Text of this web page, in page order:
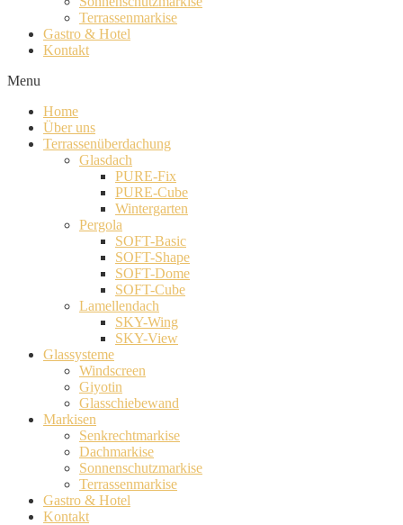
Terrassenmarkise
Gastro & Hotel
Kontakt
Menu
Home
Über uns
Terrassenüberdachung
Glasdach
PURE-Fix
PURE-Cube
Wintergarten
Pergola
SOFT-Basic
SOFT-Shape
SOFT-Dome
SOFT-Cube
Lamellendach
SKY-Wing
SKY-View
Glassysteme
Windscreen
Giyotin
Glasschiebewand
Markisen
Senkrechtmarkise
Dachmarkise
Sonnenschutzmarkise
Terrassenmarkise
Gastro & Hotel
Kontakt